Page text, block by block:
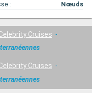
: Nœuds
Cruises
Cruises